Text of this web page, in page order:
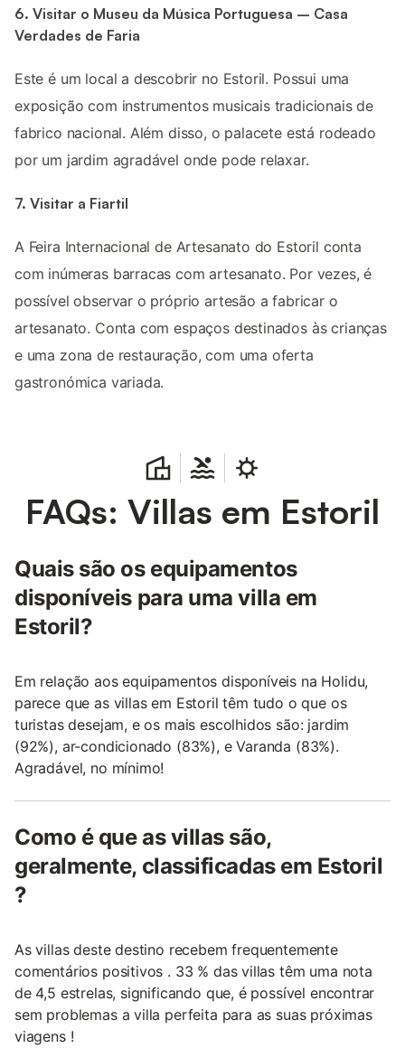
6. Visitar o Museu da Música Portuguesa – Casa
Verdades de Faria
Este é um local a descobrir no Estoril. Possui uma
exposição com instrumentos musicais tradicionais de
fabrico nacional. Além disso, o palacete está rodeado
por um jardim agradável onde pode relaxar.
7. Visitar a Fiartil
A Feira Internacional de Artesanato do Estoril conta
com inúmeras barracas com artesanato. Por vezes, é
possível observar o próprio artesão a fabricar o
artesanato. Conta com espaços destinados às crianças
e uma zona de restauração, com uma oferta
gastronómica variada.
FAQs: Villas em Estoril
Quais são os equipamentos
disponíveis para uma villa em
Estoril?
Em relação aos equipamentos disponíveis na Holidu,
parece que as villas em Estoril têm tudo o que os
turistas desejam, e os mais escolhidos são: jardim
(92%), ar-condicionado (83%), e Varanda (83%).
Agradável, no mínimo!
Como é que as villas são,
geralmente, classificadas em Estoril
?
As villas deste destino recebem frequentemente
comentários positivos . 33 % das villas têm uma nota
de 4,5 estrelas, significando que, é possível encontrar
sem problemas a villa perfeita para as suas próximas
viagens !